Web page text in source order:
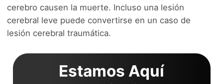
cerebro causen la muerte. Incluso una lesión
cerebral leve puede convertirse en un caso de
lesión cerebral traumática.
Estamos Aquí